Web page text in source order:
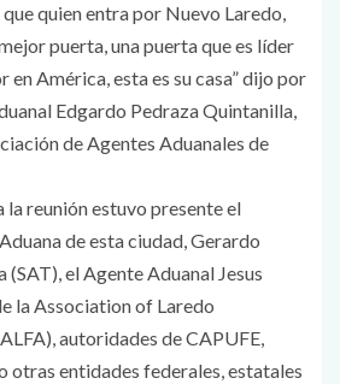
quien entra por Nuevo Laredo,
puerta, una puerta que es líder
América, esta es su casa” dijo por
Edgardo Pedraza Quintanilla,
de Agentes Aduanales de
la reunión estuvo presente el
de esta ciudad, Gerardo
el Agente Aduanal Jesus
la Association of Laredo
autoridades de CAPUFE,
otras entidades federales, estatales